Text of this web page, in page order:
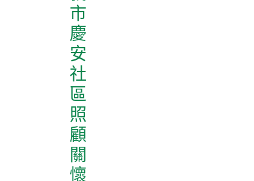
市
慶
安
社
區
照
顧
關
懷